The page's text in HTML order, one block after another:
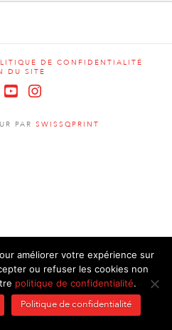
DE CONFIDENTIALITÉ
DU SITE
PARSWISSQPRINT
améliorer votre expérience sur
ou refuser les cookies non
politique de confidentialité.
Politique de confidentialité